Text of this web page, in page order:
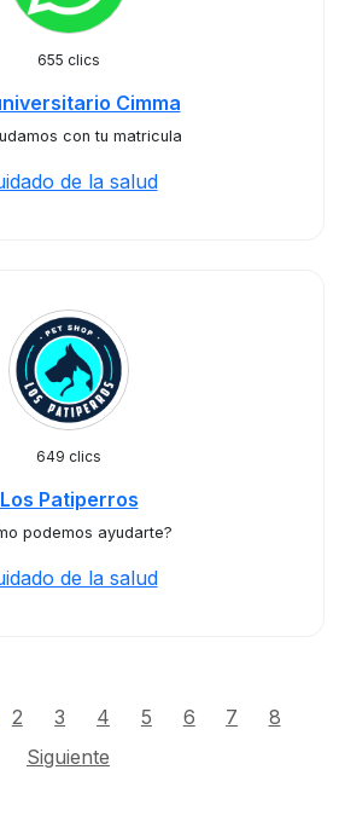
655 clics
Cimma
con tu matricula
de la salud
649 clics
Los Patiperros
podemos ayudarte?
de la salud
2 3 4 5 6 7
8
Siguiente